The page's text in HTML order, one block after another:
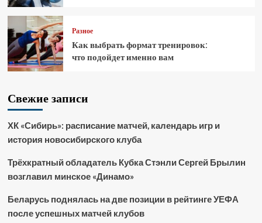
Разное
Как выбрать формат тренировок:
что подойдет именно вам
Свежие записи
ХК «Сибирь»: расписание матчей, календарь игр и
история новосибирского клуба
Трёхкратный обладатель Кубка Стэнли Сергей Брылин
возглавил минское «Динамо»
Беларусь поднялась на две позиции в рейтинге УЕФА
после успешных матчей клубов